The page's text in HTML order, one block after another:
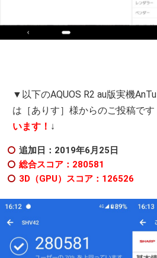
▼以下のAQUOS R2 au版実機
は［ありす］様からのご投稿です
います！ ↓
追加日：2019年6月25日
総合スコア：280581
3D（GPU）スコア：126526